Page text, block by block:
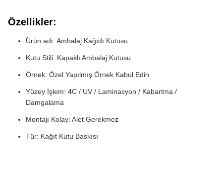
Özellikler:
Ürün adı: Ambalaj Kağıdı Kutusu
Kutu Stili: Kapaklı Ambalaj Kutusu
Örnek: Özel Yapılmış Örnek Kabul Edin
Yüzey İşlem: 4C / UV / Laminasyon / Kabartma /
Damgalama
Montajı Kolay: Alet Gerekmez
Tür: Kağıt Kutu Baskısı